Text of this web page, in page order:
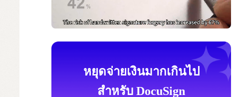
หยุดจ่ายเงินมากเกินไป
สำหรับ DocuSign